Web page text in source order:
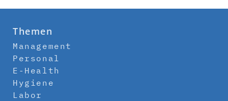
Themen
Management
Personal
E-Health
Hygiene
Labor